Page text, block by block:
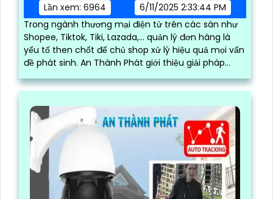
Lần xem: 6964
6/11/2025 2:33:44 PM
Trong ngành thương mại điện tử trên các sàn như
Shopee, Tiktok, Tiki, Lazada,… quản lý đơn hàng là
yếu tố then chốt để chủ shop xử lý hiệu quả mọi vấn
đề phát sinh. An Thành Phát giới thiệu giải pháp
kết hợp camera soi mã vận đơn, nâng cao độ chính